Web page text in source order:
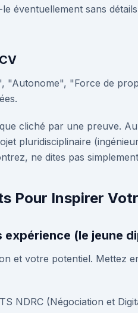
éventuellement sans
"Autonome", "Force de
cliché par une preuve.
pluridisciplinaire
ne dites pas
Pour Inspirer
expérience (le jeune
et votre potentiel. Mettez
NDRC (Négociation et